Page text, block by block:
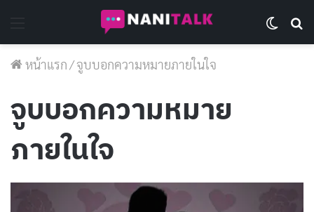
หน้าแรก/จูบบอกความหมายภายในใจ
จูบบอกความหมาย
ภายในใจ